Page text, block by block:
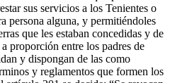
sus servicios a los Tenientes o
persona alguna, y permitiéndoles
que les estaban concedidas y de
proporción entre los padres de
y dispongan de las como
y reglamentos que formen los